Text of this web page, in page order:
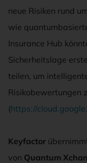
neue Risiken rund
wie
Insurance Hub
Sicherheitslage
teilen, um
Risikobewertungen
(https://
Keyfactor
von Quantum